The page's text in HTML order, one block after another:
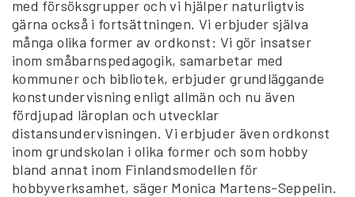
med försöksgrupper och vi hjälper naturligtvis
gärna också i fortsättningen. Vi erbjuder själva
många olika former av ordkonst: Vi gör insatser
inom småbarnspedagogik, samarbetar med
kommuner och bibliotek, erbjuder grundläggande
konstundervisning enligt allmän och nu även
fördjupad läroplan och utvecklar
distansundervisningen. Vi erbjuder även ordkonst
inom grundskolan i olika former och som hobby
bland annat inom Finlandsmodellen för
hobbyverksamhet, säger Monica Martens-Seppelin.